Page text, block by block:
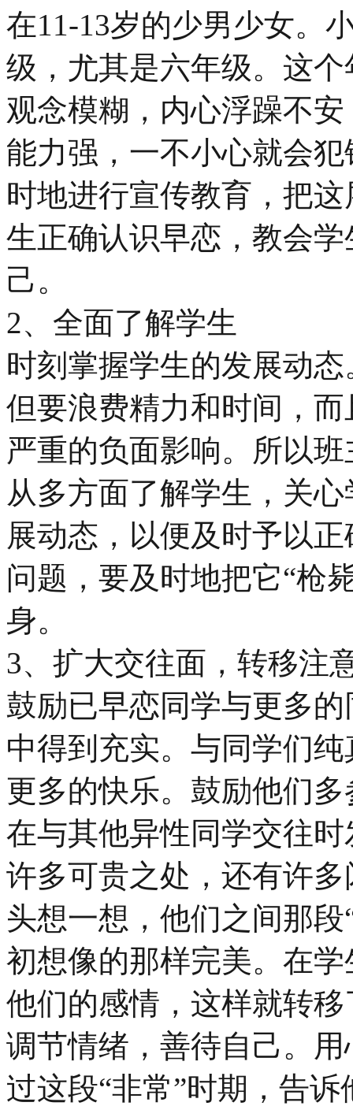
在11-13岁的少男少女。
级，尤其是六年级。这
观念模糊，内心浮躁不
能力强，一不小心就会
时地进行宣传教育，把
生正确认识早恋，教会
己。
2、全面了解学生
时刻掌握学生的发展动
但要浪费精力和时间，
严重的负面影响。所以
从多方面了解学生，关
展动态，以便及时予以
问题，要及时地把它“枪
身。
3、扩大交往面，转移注
鼓励已早恋同学与更多
中得到充实。与同学们
更多的快乐。鼓励他们
在与其他异性同学交往
许多可贵之处，还有许
头想一想，他们之间那
初想像的那样完美。在
他们的感情，这样就转
调节情绪，善待自己。
过这段“非常”时期，告